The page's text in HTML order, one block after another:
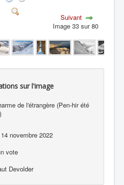
Suivant
Image 33 sur 80
sur l'image
de l'étrangère (Pen-hir été
novembre 2022
vote
Devolder